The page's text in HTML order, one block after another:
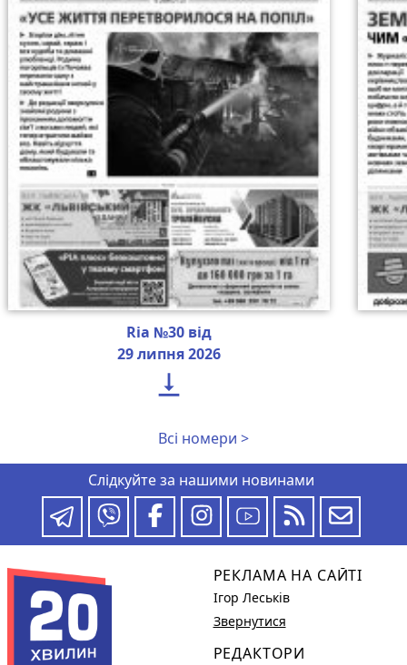
Ria №30 від
29 липня 2026

Всі номери >
Слідкуйте за нашими новинами
РЕКЛАМА НА САЙТІ
Ігор Леськів
Звернутися
РЕДАКТОРИ